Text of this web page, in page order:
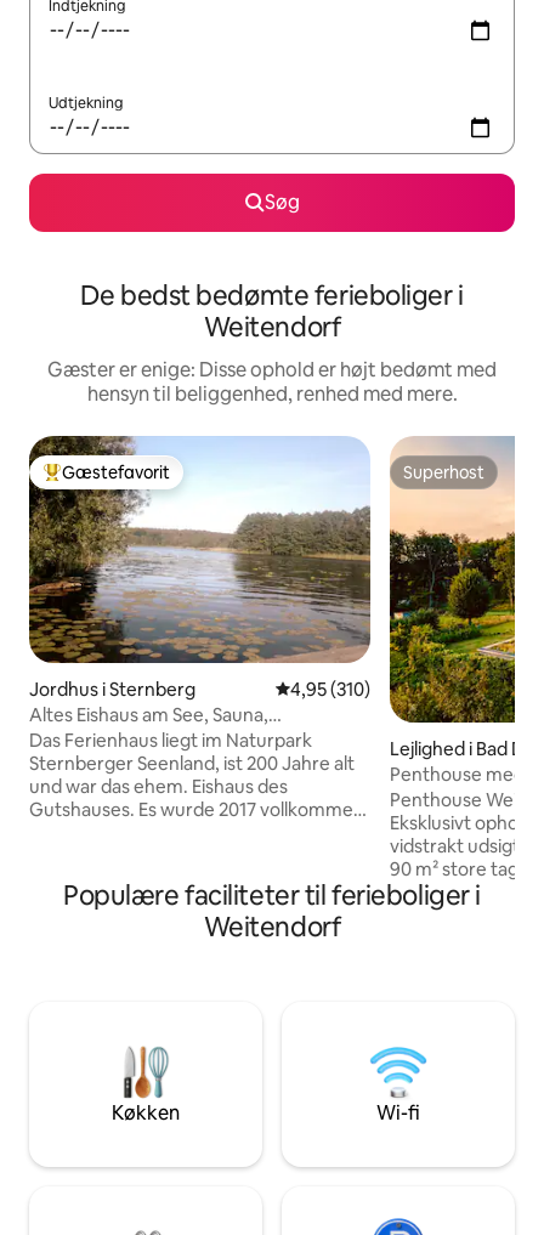
Indtjekning
Udtjekning
Søg
De bedst bedømte ferieboliger i
Weitendorf
Gæster er enige: Disse ophold er højt bedømt med
hensyn til beliggenhed, renhed med mere.
Bedste gæstefavorit
Gæstefavorit
Jordhus i Sternberg 4,95 ud af 5 i gennemsnitlig
4,95 (310)
Altes Eishaus am See, Sauna,
Kamin,Kanu,SUP,Boot
Das Ferienhaus liegt im Naturpark
Sternberger Seenland, ist 200 Jahre alt
und war das ehem. Eishaus des
Gutshauses. Es wurde 2017 vollkommen
Tischtennisplatte und Badminton
können kostenfrei genutzt werden.
Groß Raden hat ein archäologisches
Ostsee, nach Schwerin sowie nach
Wismar und Rostock sind ca. 45 km.
Superhost
Superhost
Lejlighed i Bad
Penthouse med
beliggenhed,
Penthouse
Eksklusivt ophold
vidstrakt udsigt
90 m² store
vejen rundt, har
det perfekte
soveværelse gør
komfortabelt og
Populære faciliteter til ferieboliger i
Weitendorf
Køkken Wi-fi